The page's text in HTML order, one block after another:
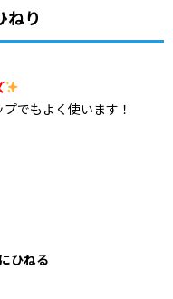
ねり
でもよく使います！
ひねる